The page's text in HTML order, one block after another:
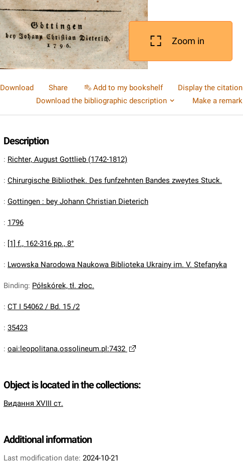
Zoom in
Download Share Add to my bookshelf
Display the citation
Download the bibliographic description
Make a remark
Description
: Richter, August Gottlieb (1742-1812)
: Chirurgische Bibliothek. Des funfzehnten Bandes zweytes Stuck.
: Gottingen : bey Johann Christian Dieterich
: 1796
: [1] f., 162-316 pp., 8°
: Lwowska Narodowa Naukowa Biblioteka Ukrainy im. V. Stefanyka
Binding: Półskórek, tł. złoc.
: CT I 54062 / Bd. 15 /2
: 35423
: oai:leopolitana.ossolineum.pl:7432
Object is located in the collections:
Видання XVIII ст.
Additional information
Last modification date: 2024-10-21